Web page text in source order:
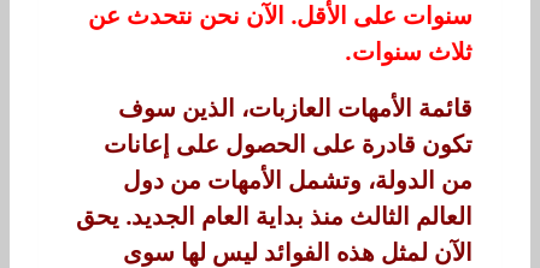
سنوات على الأقل. الآن نحن نتحدث عن
ثلاث سنوات.
قائمة الأمهات العازبات، الذين سوف
تكون قادرة على الحصول على إعانات
من الدولة، وتشمل الأمهات من دول
العالم الثالث منذ بداية العام الجديد. يحق
الآن لمثل هذه الفوائد ليس لها سوى